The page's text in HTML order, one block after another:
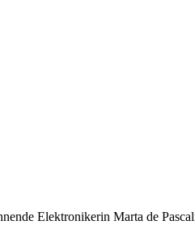
Elektronikerin Marta de